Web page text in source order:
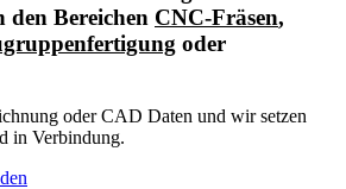
den Bereichen CNC-Fräsen,
oder
oder CAD Daten und wir setzen
in Verbindung.